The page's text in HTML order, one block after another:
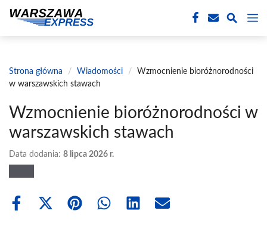
treści
Strona główna / Wiadomości /
Wzmocnienie bioróżnorodności
w warszawskich stawach
Wzmocnienie bioróżnorodności w
warszawskich stawach
Data dodania: 8 lipca 2026 r.
Share
Share Share Share Share Share